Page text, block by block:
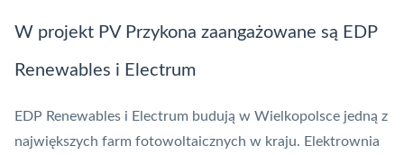
W projekt PV Przykona zaangażowane są EDP
Renewables i Electrum
EDP Renewables i Electrum budują w Wielkopolsce jedną z
największych farm fotowoltaicznych w kraju. Elektrownia